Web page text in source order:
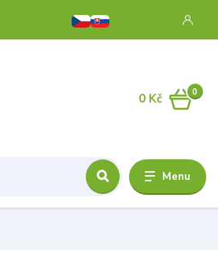
Menu
0
0 Kč